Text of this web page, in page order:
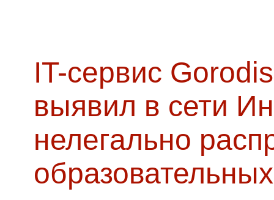
IT-сервис
выявил в сети
нелегально